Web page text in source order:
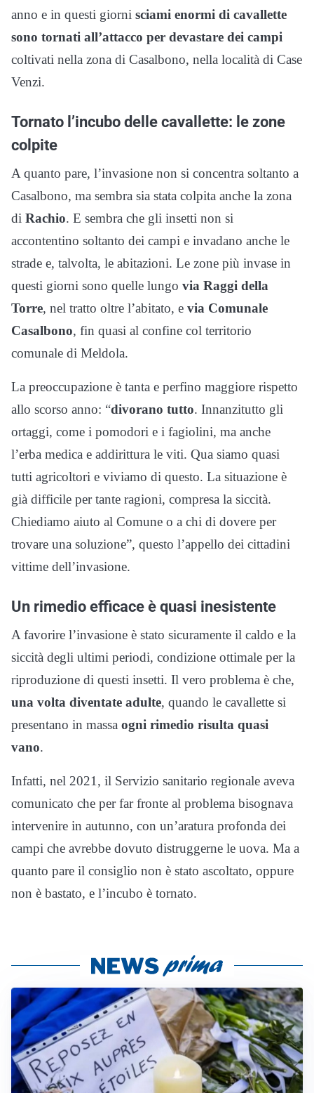
anno e in questi giorni sciami enormi di cavallette
sono tornati all’attacco per devastare dei campi
coltivati nella zona di Casalbono, nella località di Case
Venzi.
Tornato l’incubo delle cavallette: le zone
colpite
A quanto pare, l’invasione non si concentra soltanto a
Casalbono, ma sembra sia stata colpita anche la zona
di Rachio. E sembra che gli insetti non si
accontentino soltanto dei campi e invadano anche le
strade e, talvolta, le abitazioni. Le zone più invase in
questi giorni sono quelle lungo via Raggi della
Torre, nel tratto oltre l’abitato, e via Comunale
Casalbono, fin quasi al confine col territorio
comunale di Meldola.
La preoccupazione è tanta e perfino maggiore rispetto
allo scorso anno: “divorano tutto. Innanzitutto gli
ortaggi, come i pomodori e i fagiolini, ma anche
l’erba medica e addirittura le viti. Qua siamo quasi
tutti agricoltori e viviamo di questo. La situazione è
già difficile per tante ragioni, compresa la siccità.
Chiediamo aiuto al Comune o a chi di dovere per
trovare una soluzione”, questo l’appello dei cittadini
vittime dell’invasione.
Un rimedio efficace è quasi inesistente
A favorire l’invasione è stato sicuramente il caldo e la
siccità degli ultimi periodi, condizione ottimale per la
riproduzione di questi insetti. Il vero problema è che,
una volta diventate adulte, quando le cavallette si
presentano in massa ogni rimedio risulta quasi
vano.
Infatti, nel 2021, il Servizio sanitario regionale aveva
comunicato che per far fronte al problema bisognava
intervenire in autunno, con un’aratura profonda dei
campi che avrebbe dovuto distruggerne le uova. Ma a
quanto pare il consiglio non è stato ascoltato, oppure
non è bastato, e l’incubo è tornato.